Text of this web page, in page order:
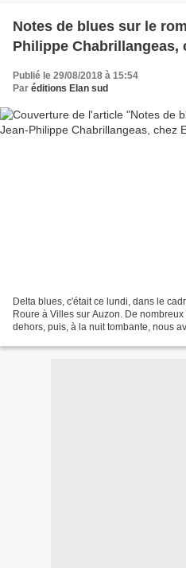
Notes de blues sur le
Philippe Chabrillangeas,
Publié le 29/08/2018 à 15:54
Par éditions Elan sud
Delta blues, c'était ce lundi, dans le
Roure à Villes sur Auzon. De
dehors, puis, à la nuit tombante, nous